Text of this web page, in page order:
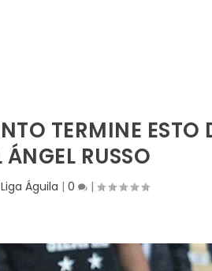
TERMINE ESTO
RUSSO
Liga Águila | 0 |